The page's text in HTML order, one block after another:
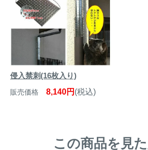
侵入禁刺(16枚入り)
販売価格 8,140円 (税込)
この商品を見